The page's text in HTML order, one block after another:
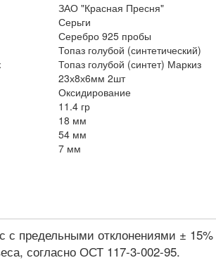
ЗАО "Красная Пресня"
Серьги
Серебро 925 пробы
Топаз голубой (синтетический)
Топаз голубой (синтет) Маркиз
23х8х6мм 2шт
Оксидирование
11.4 гр
18 мм
54 мм
7 мм
с предельными отклонениями ± 15%
согласно ОСТ 117-3-002-95.